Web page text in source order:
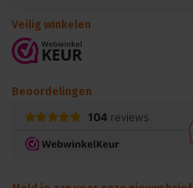
Veilig winkelen
Beoordelingen